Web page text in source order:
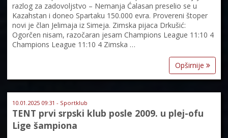
razlog za zadovoljstvo – Nemanja Ćalasan preselio se u
Kazahstan i doneo Spartaku 150.000 evra. Provereni štoper
novi je član Jelimaja iz Simeja. Zimska pijaca Drkušić:
Ogorčen nisam, razočaran jesam Champions League 11:10 4
Champions League 11:10 4 Zimska …
Opširnije
10.01.2025 09:31 - Sportklub
TENT prvi srpski klub posle 2009. u plej-ofu
Lige šampiona